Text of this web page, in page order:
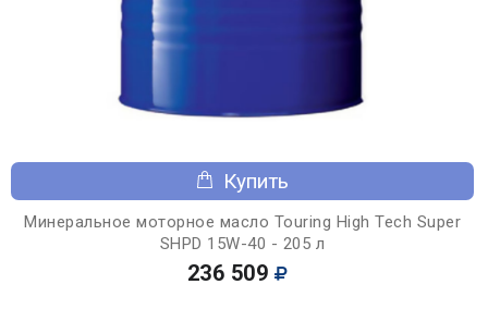
Купить
Минеральное моторное масло Touring High Tech Super
SHPD 15W-40 - 205 л
236 509